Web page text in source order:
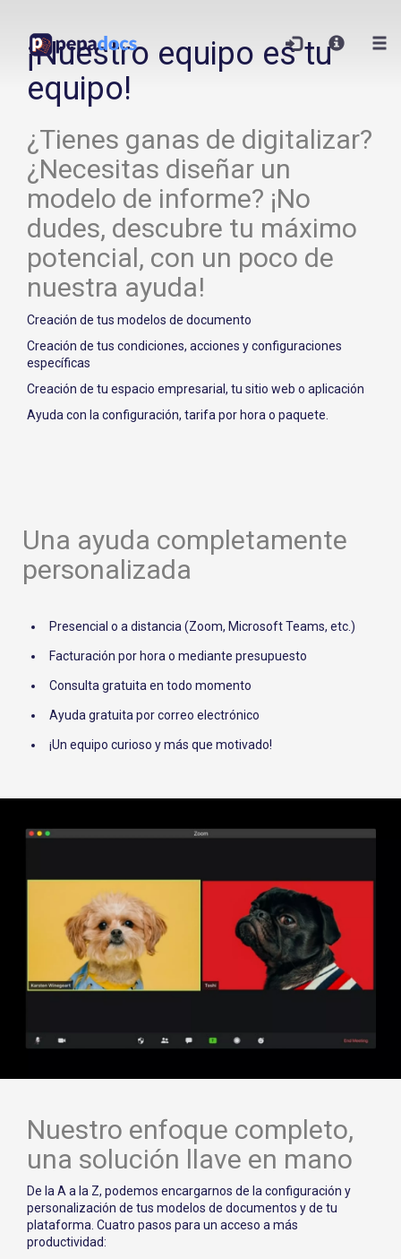
¡Nuestro equipo es tu
equipo!
¿Tienes ganas de digitalizar?
¿Necesitas diseñar un
modelo de informe? ¡No
dudes, descubre tu máximo
potencial, con un poco de
nuestra ayuda!
Creación de tus modelos de documento
Creación de tus condiciones, acciones y configuraciones
específicas
Creación de tu espacio empresarial, tu sitio web o aplicación
Ayuda con la configuración, tarifa por hora o paquete.
Una ayuda completamente
personalizada
Presencial o a distancia (Zoom, Microsoft Teams, etc.)
Facturación por hora o mediante presupuesto
Consulta gratuita en todo momento
Ayuda gratuita por correo electrónico
¡Un equipo curioso y más que motivado!
Nuestro enfoque completo,
una solución llave en mano
De la A a la Z, podemos encargarnos de la configuración y
personalización de tus modelos de documentos y de tu
plataforma. Cuatro pasos para un acceso a más
productividad: